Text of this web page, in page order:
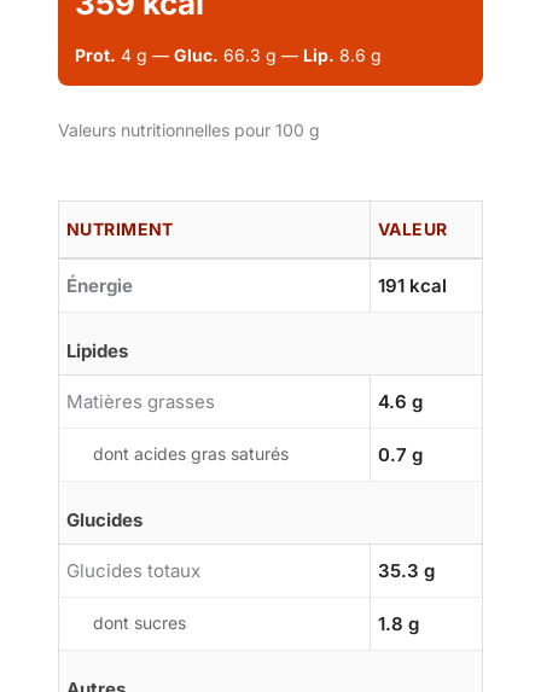
Prot. 4 g — Gluc. 66.3 g — Lip. 8.6 g
Valeurs nutritionnelles pour 100 g
NUTRIMENT VALEUR
Énergie 191 kcal
Lipides
Matières grasses 4.6 g
dont acides gras saturés 0.7 g
Glucides
Glucides totaux 35.3 g
dont sucres 1.8 g